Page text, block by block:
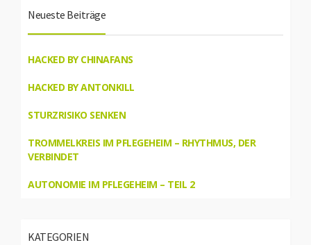
Neueste Beiträge
HACKED BY CHINAFANS
HACKED BY ANTONKILL
STURZRISIKO SENKEN
TROMMELKREIS IM PFLEGEHEIM – RHYTHMUS, DER
VERBINDET
AUTONOMIE IM PFLEGEHEIM – TEIL 2
KATEGORIEN